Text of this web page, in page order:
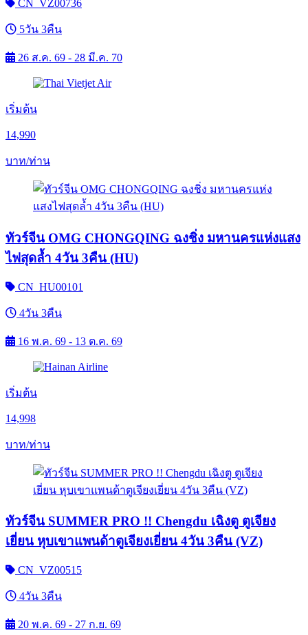
CN_VZ00736
5วัน 3คืน
26 ส.ค. 69 - 28 มี.ค. 70
เริ่มต้น
14,990
บาท/ท่าน
ทัวร์จีน OMG CHONGQING ฉงชิ่ง มหานครแห่งแสง
ไฟสุดล้ำ 4วัน 3คืน (HU)
CN_HU00101
4วัน 3คืน
16 พ.ค. 69 - 13 ต.ค. 69
เริ่มต้น
14,998
บาท/ท่าน
ทัวร์จีน SUMMER PRO !! Chengdu เฉิงตู ตูเจียง
เยี่ยน หุบเขาแพนด้าตูเจียงเยี่ยน 4วัน 3คืน (VZ)
CN_VZ00515
4วัน 3คืน
20 พ.ค. 69 - 27 ก.ย. 69